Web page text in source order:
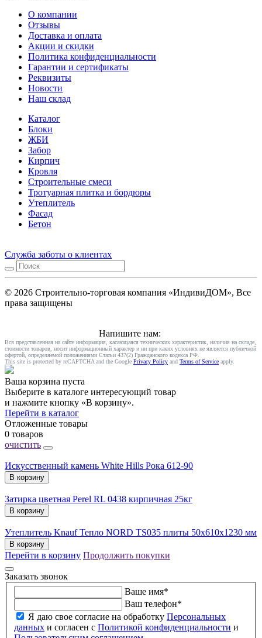
О компании
Отзывы
Доставка и оплата
Акции и скидки
Политика конфиденциальности
Гарантии и сертификаты
Реквизиты
Новости
Наш склад
Каталог
Блоки
ЖБИ
Забор
Кирпич
Кровля
Строительные смеси
Тротуарная плитка и бордюры
Утеплитель
Фасад
Бетон
Служба заботы о клиентах
© 2026 Строительно-торговая компания «ИндивиДОМ», Все
права защищены
Напишите нам:
Вся представленная на сайте информация, касающаяся технических характеристик, наличия на складе,
стоимости товаров, носит информационный характер и ни при каких условиях не является публичной
офертой, определяемой положениями Статьи 437(2) Гражданского кодекса РФ.
This site is protected by reCAPTCHA and the Google Privacy Policy and Terms of Service apply.
Ваша корзина пуста
Выберите в каталоге интересующий товар
и нажмите кнопку «В корзину».
Перейти в каталог
Отложенные товары
0 товаров
очистить
Искусственный камень White Hills Рока 612-90
В корзину
Затирка цветная Perel RL 0438 кирпичная 25кг
В корзину
Утеплитель Knauf Тепло NORD TS035 плиты 50х610х1230 мм
В корзину
Перейти в корзину Продолжить покупки
Заказать звонок
Ваше имя*
Ваш телефон*
Я даю свое согласие на обработку Персональных
данных и согласен с Политикой конфиденциальности и